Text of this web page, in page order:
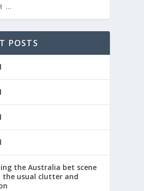
POSTS
the Australia bet scene
usual clutter and